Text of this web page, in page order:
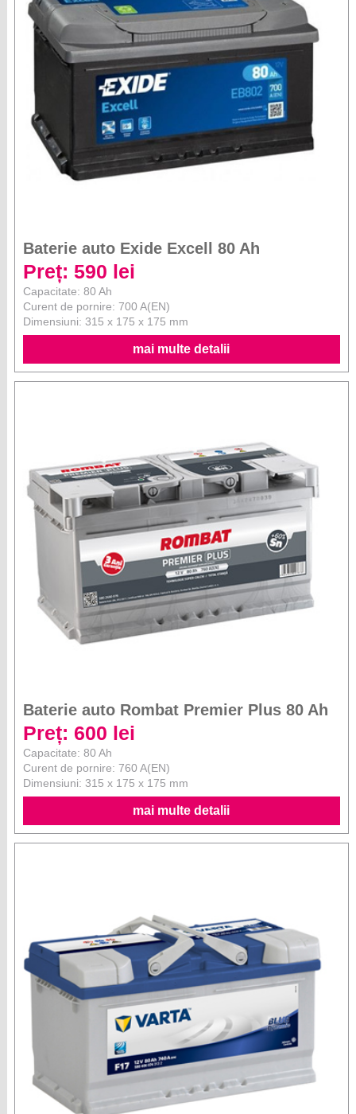
Baterie auto Exide Excell 80 Ah
Preț: 590 lei
Capacitate: 80 Ah
Curent de pornire: 700 A(EN)
Dimensiuni: 315 x 175 x 175 mm
mai multe detalii
Baterie auto Rombat Premier Plus 80 Ah
Preț: 600 lei
Capacitate: 80 Ah
Curent de pornire: 760 A(EN)
Dimensiuni: 315 x 175 x 175 mm
mai multe detalii